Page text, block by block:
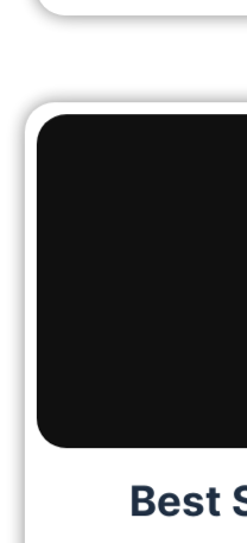
Best